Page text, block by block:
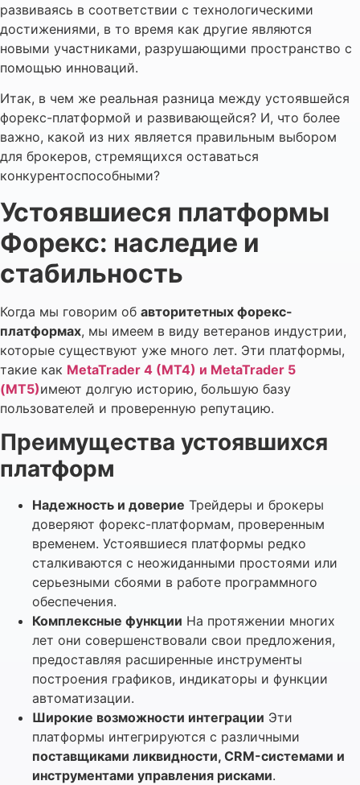
развиваясь в соответствии с технологическими
достижениями, в то время как другие являются
новыми участниками, разрушающими пространство с
помощью инноваций.
Итак, в чем же реальная разница между устоявшейся
форекс-платформой и развивающейся? И, что более
важно, какой из них является правильным выбором
для брокеров, стремящихся оставаться
конкурентоспособными?
Устоявшиеся платформы
Форекс: наследие и
стабильность
Когда мы говорим об авторитетных форекс-
платформах, мы имеем в виду ветеранов индустрии,
которые существуют уже много лет. Эти платформы,
такие как MetaTrader 4 (MT4) и MetaTrader 5
(MT5)имеют долгую историю, большую базу
пользователей и проверенную репутацию.
Преимущества устоявшихся
платформ
Надежность и доверие Трейдеры и брокеры
доверяют форекс-платформам, проверенным
временем. Устоявшиеся платформы редко
сталкиваются с неожиданными простоями или
серьезными сбоями в работе программного
обеспечения.
Комплексные функции На протяжении многих
лет они совершенствовали свои предложения,
предоставляя расширенные инструменты
построения графиков, индикаторы и функции
автоматизации.
Широкие возможности интеграции Эти
платформы интегрируются с различными
поставщиками ликвидности, CRM-системами и
инструментами управления рисками.